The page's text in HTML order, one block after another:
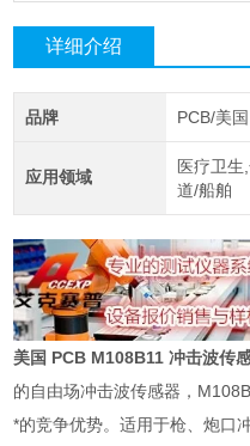
详细介绍
品牌 PCB/美国
应用领域
医疗卫生
道/船舶
美国 PCB M108B11 冲击波传
的自由场冲击波传感器，
*的竞争优势。适用于枪、炮口